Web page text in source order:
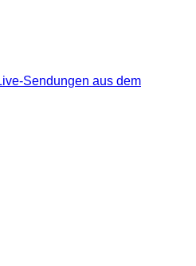
Sendungen aus dem